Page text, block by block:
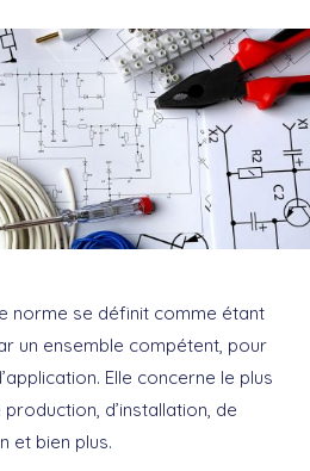
norme se définit comme étant
un ensemble compétent, pour
Elle concerne le plus
d’installation, de
et bien plus.